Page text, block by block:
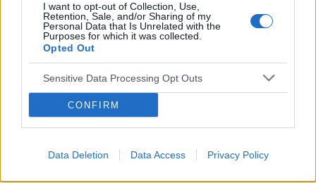
I want to opt-out of Collection, Use,
Retention, Sale, and/or Sharing of my
Personal Data that Is Unrelated with the
Purposes for which it was collected.
Opted Out
Sensitive Data Processing Opt Outs
CONFIRM
Data Deletion Data Access Privacy Policy
stosunek z czwartku.
Tematy miesiączka antykoncepcja ginekologia
ciąża test ciążowy okres
Reklama: